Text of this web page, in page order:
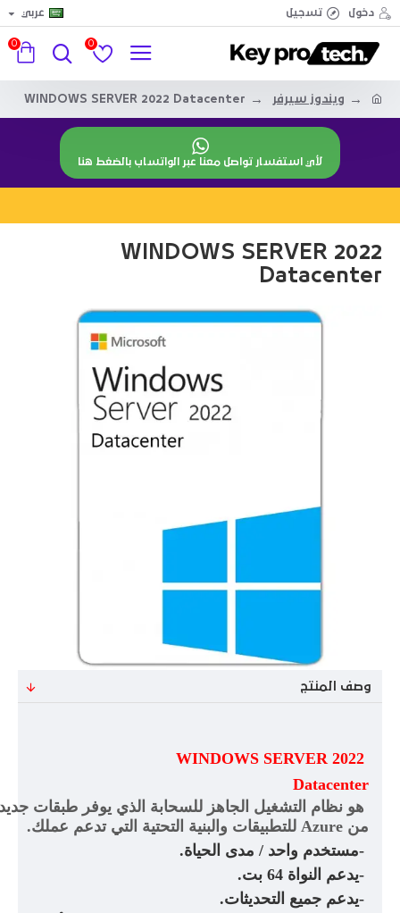
دخول تسجيل عربي
0
0
ويندوز سيرفر WINDOWS SERVER 2022 Datacenter
لأي استفسار تواصل معنا عبر الواتساب بالضغط هنا
WINDOWS SERVER 2022
Datacenter
وصف المنتج
WINDOWS SERVER 2022
Datacenter
هو نظام التشغيل الجاهز للسحابة الذي يوفر طبقات
من Azure للتطبيقات والبنية التحتية التي تدعم عملك.
-مستخدم واحد / مدى الحياة.
-يدعم النواة 64 بت
.
-يدعم جميع التحديثات.